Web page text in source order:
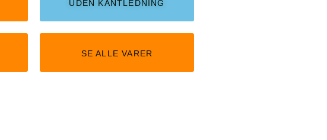
UDEN KANTLEDNING
SE ALLE VARER